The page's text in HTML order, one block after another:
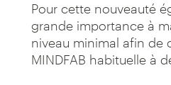
Pour cette nouveauté
grande importance à
niveau minimal afin de
MINDFAB habituelle à